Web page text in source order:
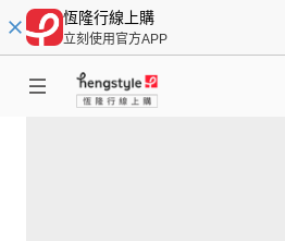
恆隆行線上購
立刻使用官方APP